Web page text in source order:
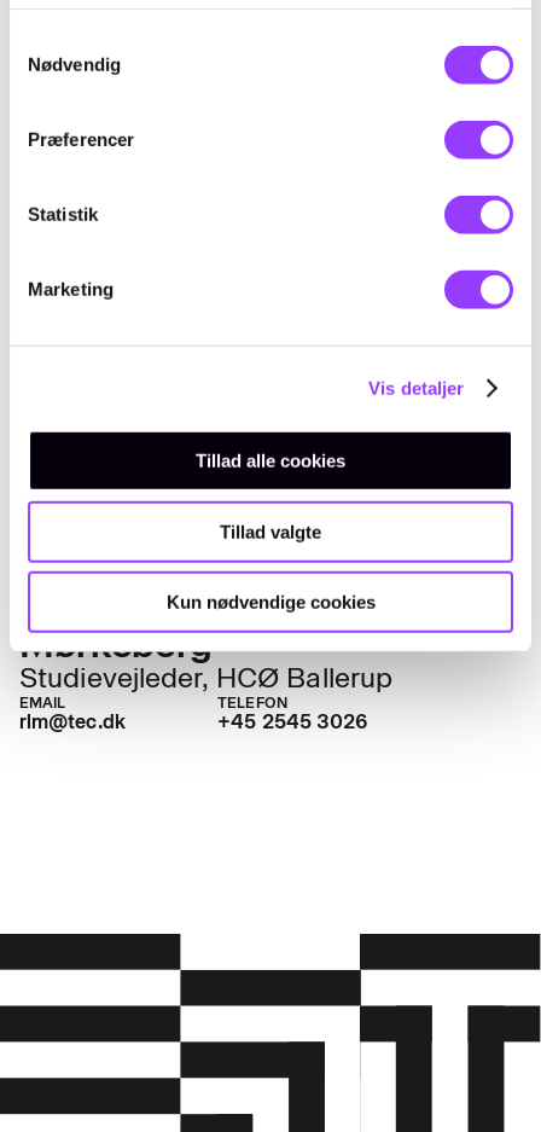
Nødvendig
Præferencer
Statistik
Marketing
Vis detaljer
Tillad alle cookies
Tillad valgte
Kun nødvendige cookies
Rasmus Levin
Mørkeberg
Studievejleder, HCØ Ballerup
EMAIL
rlm@tec.dk
TELEFON
+45 2545 3026